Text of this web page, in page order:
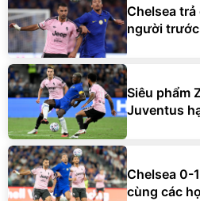
Chelsea
người
Siêu phẩm
Juventus
Chelsea 0-
cùng các